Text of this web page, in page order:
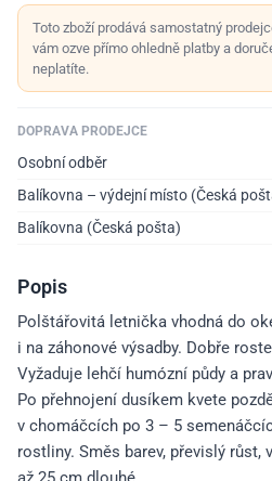
Toto zboží prodává samostatný
vám ozve přímo ohledně platby a
neplatíte.
DOPRAVA PRODEJCE
Osobní odběr
Balíkovna – výdejní místo (Česká
Balíkovna (Česká pošta)
Popis
Polštářovitá letnička vhodná do
i na záhonové výsadby. Dobře
Vyžaduje lehčí humózní půdy a
Po přehnojení dusíkem kvete
v chomáčcích po 3 – 5
rostliny. Směs barev, převislý růst,